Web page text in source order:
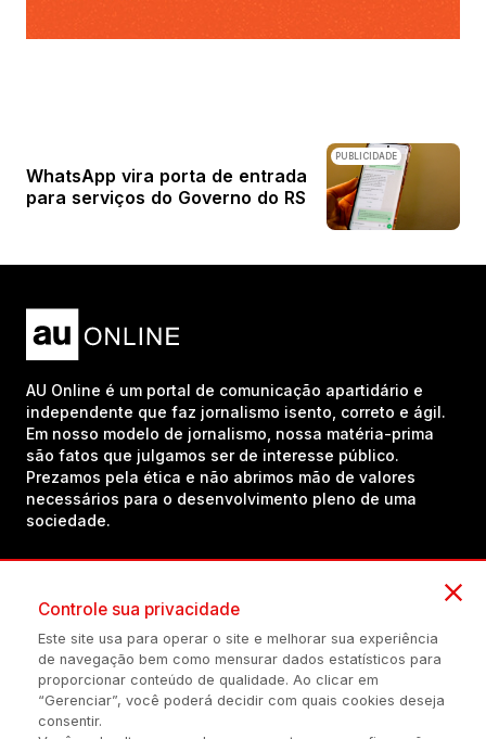
PUBLICIDADE
WhatsApp vira porta de entrada
para serviços do Governo do RS
AU Online é um portal de comunicação apartidário e
independente que faz jornalismo isento, correto e ágil.
Em nosso modelo de jornalismo, nossa matéria-prima
são fatos que julgamos ser de interesse público.
Prezamos pela ética e não abrimos mão de valores
necessários para o desenvolvimento pleno de uma
sociedade.
(54) 98434-8385
Controle sua privacidade
Este site usa para operar o site e melhorar sua experiência
de navegação bem como mensurar dados estatísticos para
proporcionar conteúdo de qualidade. Ao clicar em
“Gerenciar”, você poderá decidir com quais cookies deseja
consentir.